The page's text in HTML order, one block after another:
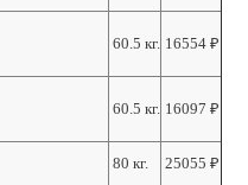
60.5 кг. 16554 ₽
60.5 кг. 16097 ₽
80 кг. 25055 ₽